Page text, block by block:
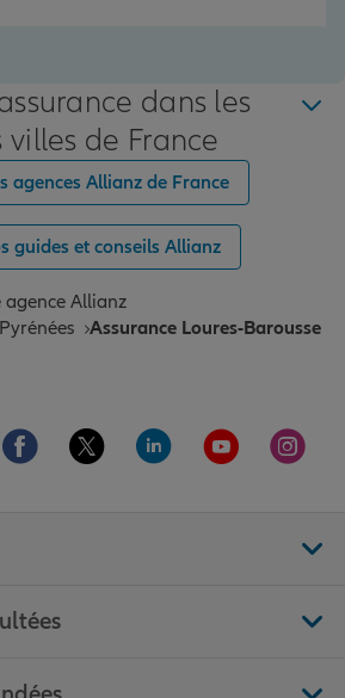
dans les
de France
agences Allianz de France
guides et conseils Allianz
agence Allianz
Assurance Loures-Barousse
Aller sur la page Facebook de Allianz
Aller sur la page Twitter de
Aller sur la page
Aller sur la
Aller